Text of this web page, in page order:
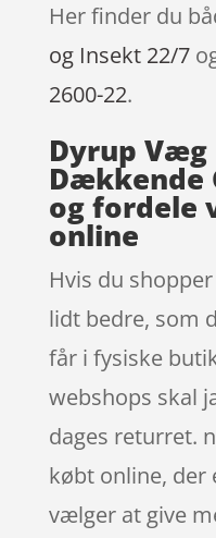
Her finder du
og Insekt 22/7
2600-22.
Dyrup Væg
Dækkende
og fordele
online
Hvis du
lidt bedre, som
får i fysiske
webshops skal
dages returret.
købt online, der
vælger at give